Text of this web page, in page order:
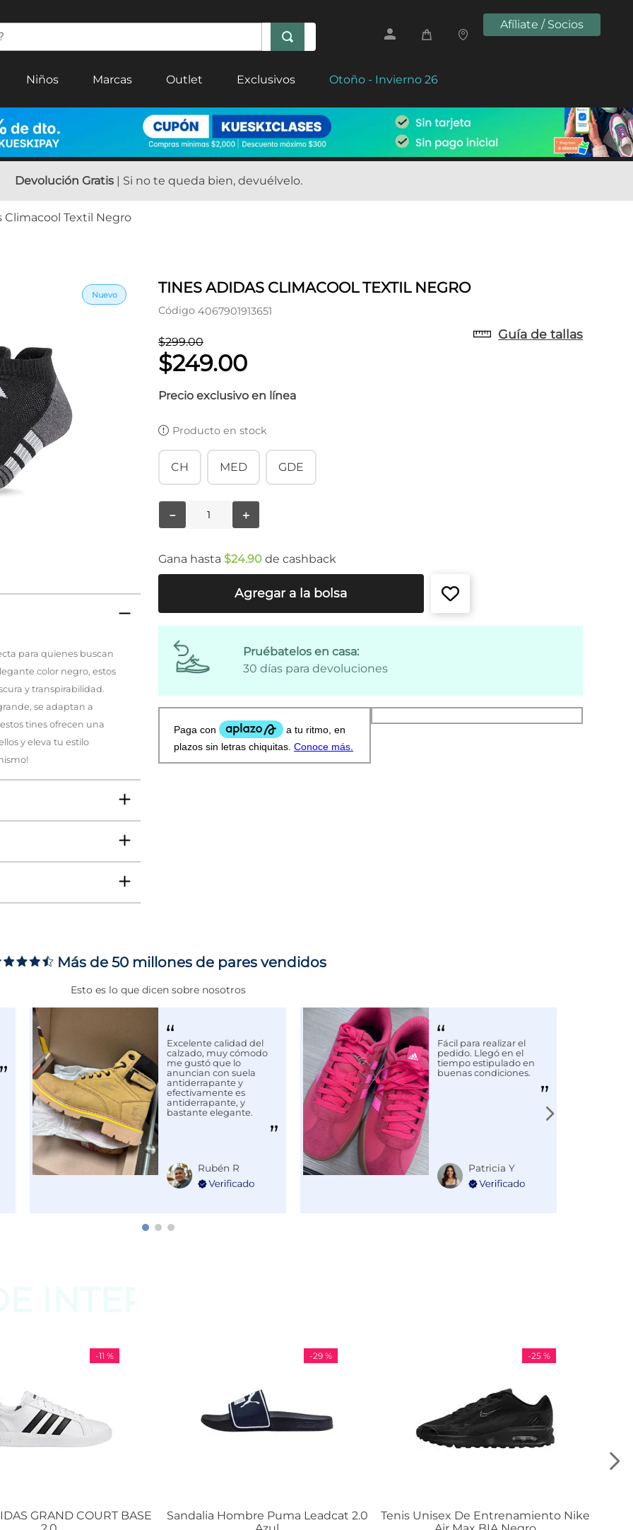
Afíliate / Socios
Niños Marcas Outlet Exclusivos Otoño - Invierno 26
Devolución Gratis| Si no te queda bien, devuélvelo.
Climacool Textil Negro
para quienes buscan
color negro, estos
y transpirabilidad.
se adaptan a
tines ofrecen una
y eleva tu estilo
en el ámbito de la
te trae una colección que
fusión de clásicos
pieza no solo está
cancha o el gimnasio,
a tu estilo de
TINES ADIDAS CLIMACOOL TEXTIL NEGRO
Código 4067901913651
$299.00
$249.00
Precio exclusivo en línea
Guía de tallas
Producto en stock
CH MED GDE
＋
－
Gana hasta $24.90 de cashback
Agregar a la bolsa
Pruébatelos en casa:
30 días para devoluciones
Más de 50 millones de pares vendidos
Esto es lo que dicen sobre nosotros
Excelente calidad del
calzado, muy cómodo
me gustó que lo
anuncian con suela
antiderrapante y
efectivamente es
antiderrapante, y
bastante elegante.
Rubén R
Fácil para realizar el
pedido. Llegó en el
tiempo estipulado en
buenas condiciones.
Patricia Y
COURT BASE
Sandalia Hombre Puma Leadcat 2.0
Tenis Unisex De Entrenamiento Nike
Tenis